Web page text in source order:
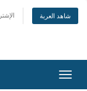
شاهد العربة